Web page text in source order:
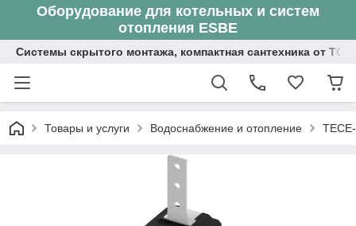
Оборудование для котельных и систем
отопления ESBE
Системы скрытого монтажа, компактная сантехника от
Товары и услуги Водоснабжение и отопление